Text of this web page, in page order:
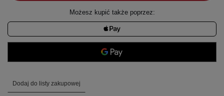
Możesz kupić także poprzez:
Dodaj do listy zakupowej